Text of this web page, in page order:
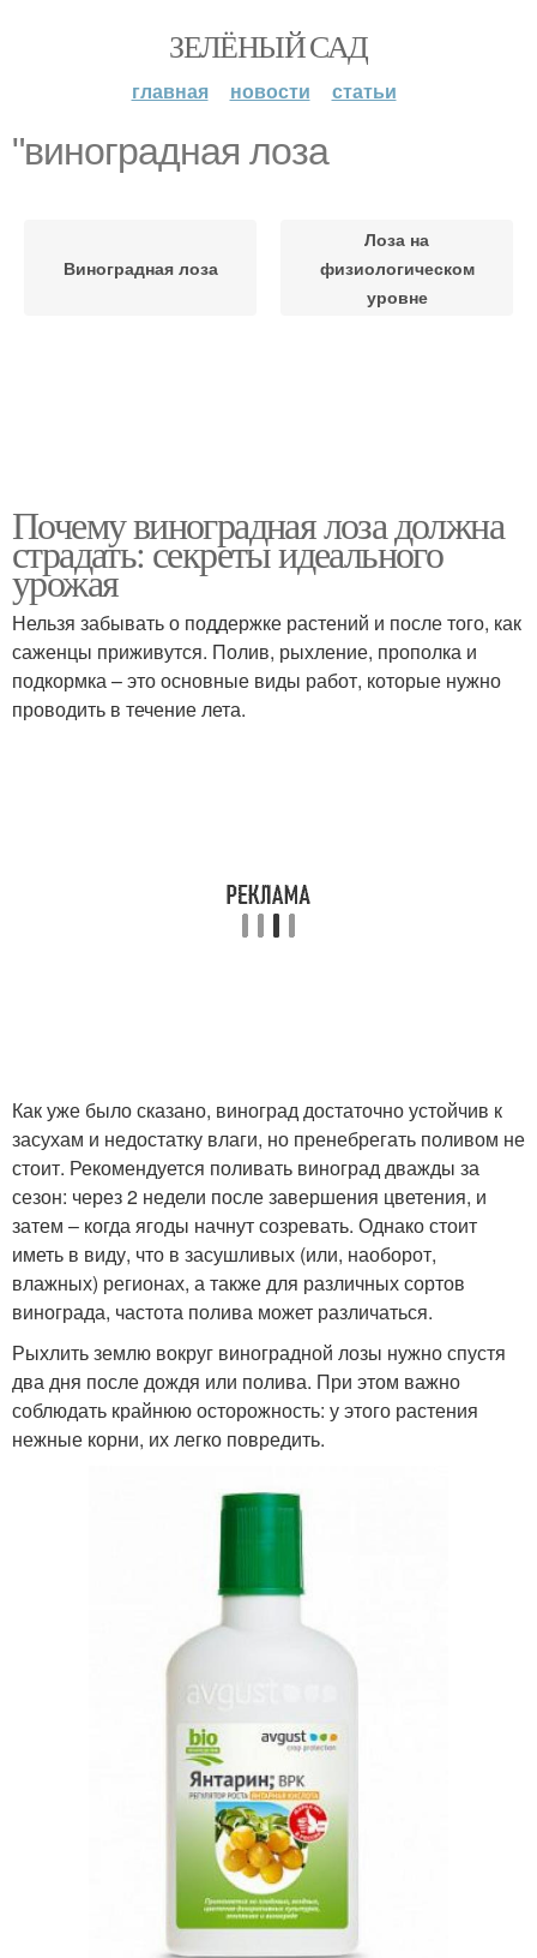
ЗЕЛЁНЫЙ САД
главная новости статьи
"виноградная лоза
Виноградная лоза
Лоза на
физиологическом
уровне
Почему виноградная лоза должна
страдать: секреты идеального
урожая
Нельзя забывать о поддержке растений и после того, как
саженцы приживутся. Полив, рыхление, прополка и
подкормка – это основные виды работ, которые нужно
проводить в течение лета.
Как уже было сказано, виноград достаточно устойчив к
засухам и недостатку влаги, но пренебрегать поливом не
стоит. Рекомендуется поливать виноград дважды за
сезон: через 2 недели после завершения цветения, и
затем – когда ягоды начнут созревать. Однако стоит
иметь в виду, что в засушливых (или, наоборот,
влажных) регионах, а также для различных сортов
винограда, частота полива может различаться.
Рыхлить землю вокруг виноградной лозы нужно спустя
два дня после дождя или полива. При этом важно
соблюдать крайнюю осторожность: у этого растения
нежные корни, их легко повредить.